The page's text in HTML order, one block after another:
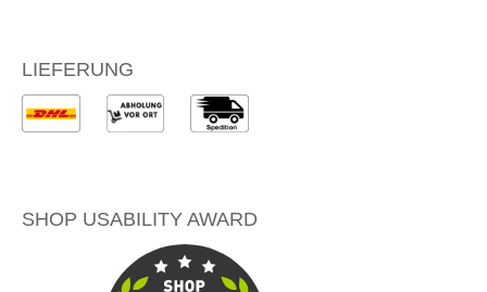
LIEFERUNG
SHOP USABILITY AWARD